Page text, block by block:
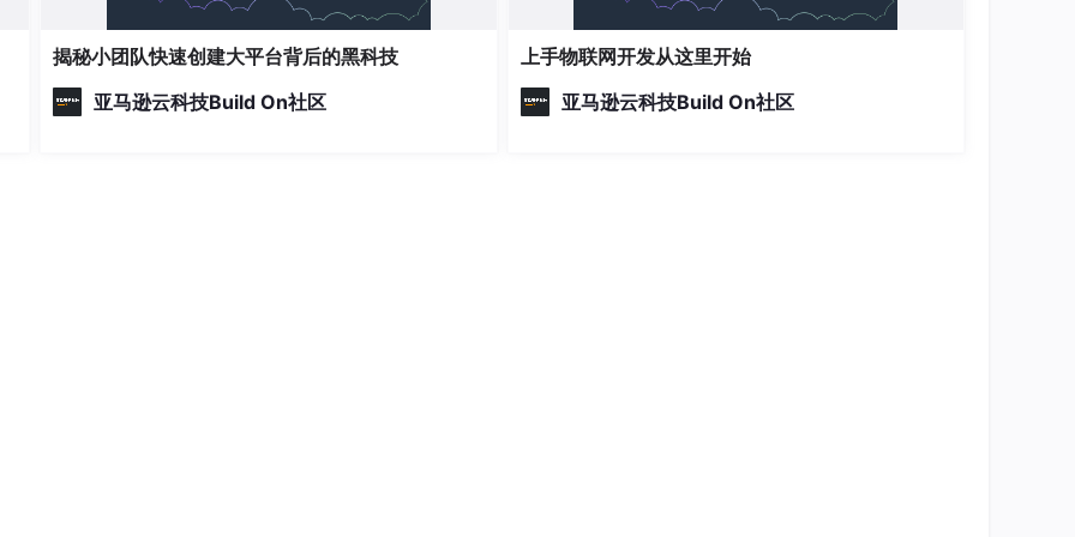
揭秘小团队快速创建大平台背后的黑科技
亚马逊云科技Build On社区
上手物联网开发从这里开始
亚马逊云科技Build On社区